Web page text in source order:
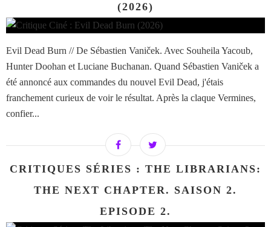
(2026)
Evil Dead Burn // De Sébastien Vaniček. Avec Souheila Yacoub,
Hunter Doohan et Luciane Buchanan. Quand Sébastien Vaniček a
été annoncé aux commandes du nouvel Evil Dead, j'étais
franchement curieux de voir le résultat. Après la claque Vermines,
confier...
CRITIQUES SÉRIES : THE LIBRARIANS:
THE NEXT CHAPTER. SAISON 2.
EPISODE 2.